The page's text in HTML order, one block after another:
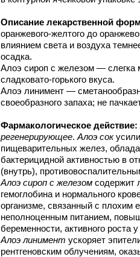
Описание лекарственной
оранжевого-желтого до
влиянием света и воздуха
осадка.
Алоэ сироп с железом — слегка
сладковато-горького вкуса.
Алоэ линимент —
своеобразного запаха; не
Фармакологическое действие:
регенерирующее. Алоэ сок
пищеварительных желез,
бактерицидной активностью в
(внутрь),
Алоэ сироп с железом содержит
гемоглобина и нормального
организме, связанный с плохим
неполноценным питанием,
беременности, активного роста
Алоэ линимент ускоряет
рентгеновским облучениям,